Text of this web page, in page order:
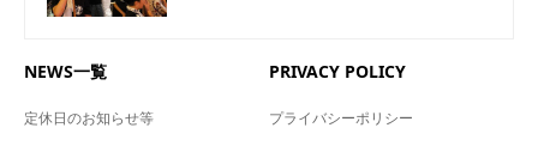
NEWS一覧
定休日のお知らせ等
PRIVACY POLICY
プライバシーポリシー